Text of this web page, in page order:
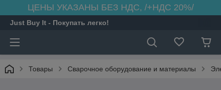
ЦЕНЫ УКАЗАНЫ БЕЗ НДС, /+НДС 20%/
Just Buy It - Покупать легко!
Товары Сварочное оборудование и материалы